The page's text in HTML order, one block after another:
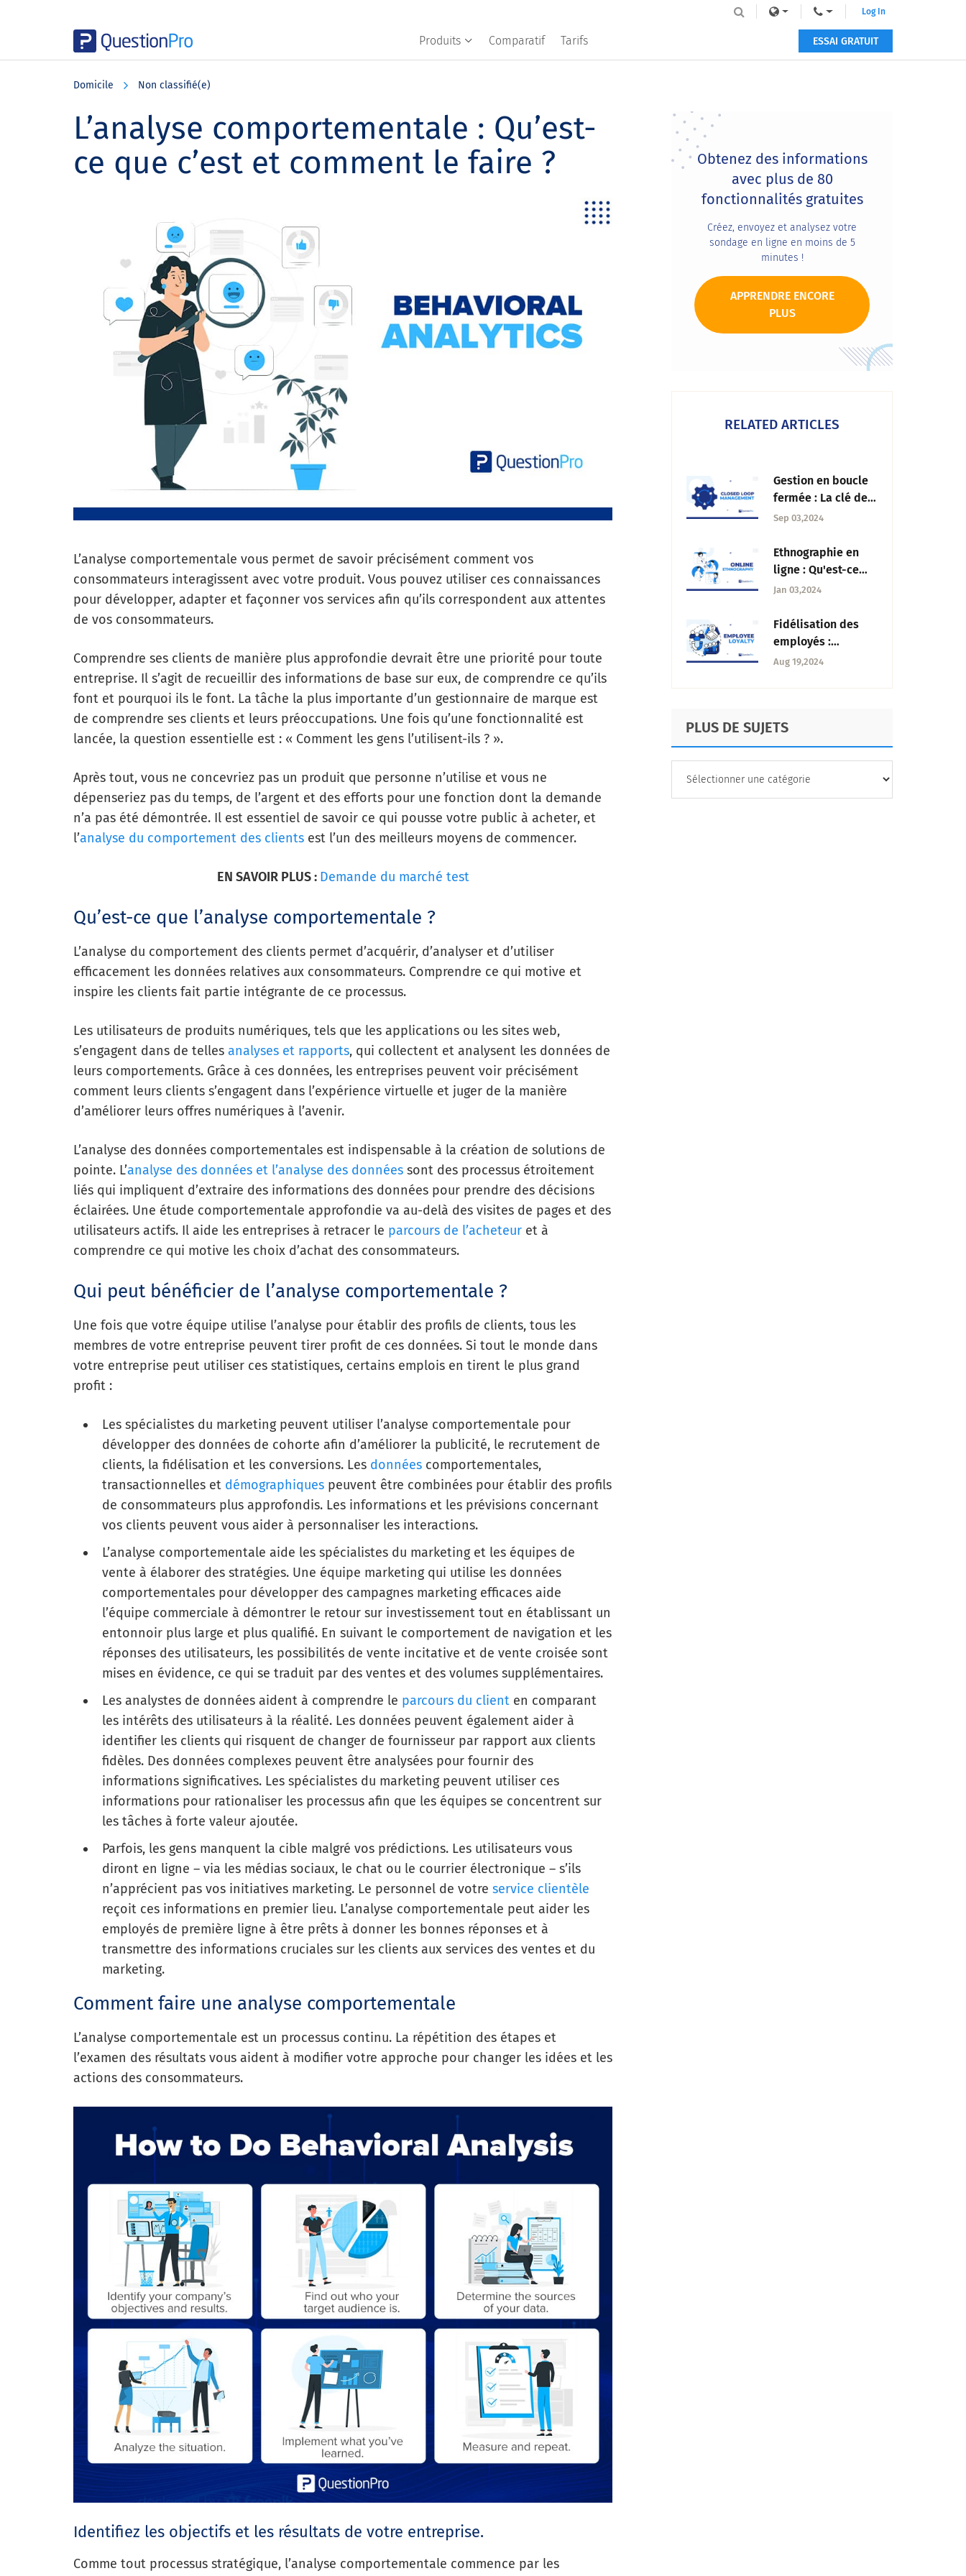
Produits Comparatif Tarifs
Log In
ESSAI GRATUIT
Domicile Non classifié(e)
L’analyse comportementale : Qu’est-
ce que c’est et comment le faire ?
L’analyse comportementale vous permet de savoir précisément comment vos
consommateurs interagissent avec votre produit. Vous pouvez utiliser ces connaissances
pour développer, adapter et façonner vos services afin qu’ils correspondent aux attentes
de vos consommateurs.
Comprendre ses clients de manière plus approfondie devrait être une priorité pour toute
entreprise. Il s’agit de recueillir des informations de base sur eux, de comprendre ce qu’ils
font et pourquoi ils le font. La tâche la plus importante d’un gestionnaire de marque est
de comprendre ses clients et leurs préoccupations. Une fois qu’une fonctionnalité est
lancée, la question essentielle est : « Comment les gens l’utilisent-ils ? ».
Après tout, vous ne concevriez pas un produit que personne n’utilise et vous ne
dépenseriez pas du temps, de l’argent et des efforts pour une fonction dont la demande
n’a pas été démontrée. Il est essentiel de savoir ce qui pousse votre public à acheter, et
l’analyse du comportement des clients est l’un des meilleurs moyens de commencer.
EN SAVOIR PLUS : Demande du marché test
Qu’est-ce que l’analyse comportementale ?
L’analyse du comportement des clients permet d’acquérir, d’analyser et d’utiliser
efficacement les données relatives aux consommateurs. Comprendre ce qui motive et
inspire les clients fait partie intégrante de ce processus.
Les utilisateurs de produits numériques, tels que les applications ou les sites web,
s’engagent dans de telles analyses et rapports, qui collectent et analysent les données de
leurs comportements. Grâce à ces données, les entreprises peuvent voir précisément
comment leurs clients s’engagent dans l’expérience virtuelle et juger de la manière
d’améliorer leurs offres numériques à l’avenir.
L’analyse des données comportementales est indispensable à la création de solutions de
pointe. L’analyse des données et l’analyse des données sont des processus étroitement
liés qui impliquent d’extraire des informations des données pour prendre des décisions
éclairées. Une étude comportementale approfondie va au-delà des visites de pages et des
utilisateurs actifs. Il aide les entreprises à retracer le parcours de l’acheteur et à
comprendre ce qui motive les choix d’achat des consommateurs.
Qui peut bénéficier de l’analyse comportementale ?
Une fois que votre équipe utilise l’analyse pour établir des profils de clients, tous les
membres de votre entreprise peuvent tirer profit de ces données. Si tout le monde dans
votre entreprise peut utiliser ces statistiques, certains emplois en tirent le plus grand
profit :
Les spécialistes du marketing peuvent utiliser l’analyse comportementale pour
développer des données de cohorte afin d’améliorer la publicité, le recrutement de
clients, la fidélisation et les conversions. Les données comportementales,
transactionnelles et démographiques peuvent être combinées pour établir des profils
de consommateurs plus approfondis. Les informations et les prévisions concernant
vos clients peuvent vous aider à personnaliser les interactions.
L’analyse comportementale aide les spécialistes du marketing et les équipes de
vente à élaborer des stratégies. Une équipe marketing qui utilise les données
comportementales pour développer des campagnes marketing efficaces aide
l’équipe commerciale à démontrer le retour sur investissement tout en établissant un
entonnoir plus large et plus qualifié. En suivant le comportement de navigation et les
réponses des utilisateurs, les possibilités de vente incitative et de vente croisée sont
mises en évidence, ce qui se traduit par des ventes et des volumes supplémentaires.
Les analystes de données aident à comprendre le parcours du client en comparant
les intérêts des utilisateurs à la réalité. Les données peuvent également aider à
identifier les clients qui risquent de changer de fournisseur par rapport aux clients
fidèles. Des données complexes peuvent être analysées pour fournir des
informations significatives. Les spécialistes du marketing peuvent utiliser ces
informations pour rationaliser les processus afin que les équipes se concentrent sur
les tâches à forte valeur ajoutée.
Parfois, les gens manquent la cible malgré vos prédictions. Les utilisateurs vous
diront en ligne – via les médias sociaux, le chat ou le courrier électronique – s’ils
n’apprécient pas vos initiatives marketing. Le personnel de votreservice clientèle
reçoit ces informations en premier lieu. L’analyse comportementale peut aider les
employés de première ligne à être prêts à donner les bonnes réponses et à
transmettre des informations cruciales sur les clients aux services des ventes et du
marketing.
Comment faire une analyse comportementale
L’analyse comportementale est un processus continu. La répétition des étapes et
l’examen des résultats vous aident à modifier votre approche pour changer les idées et les
actions des consommateurs.
Identifiez les objectifs et les résultats de votre entreprise.
Comme tout processus stratégique, l’analyse comportementale commence par les
Primary
Sidebar
Obtenez des informations
avec plus de 80
fonctionnalités gratuites
Créez, envoyez et analysez votre
sondage en ligne en moins de 5
minutes !
APPRENDRE ENCORE
PLUS
RELATED ARTICLES
Gestion en boucle
fermée : La clé de
la centralité du
Sep 03,2024
Ethnographie en
ligne : Qu'est-ce
que c'est,
avantages et défis
Jan 03,2024
Fidélisation des
employés :
Stratégies pour une
commerciale à long
Aug 19,2024
PLUS DE SUJETS
SUJETS